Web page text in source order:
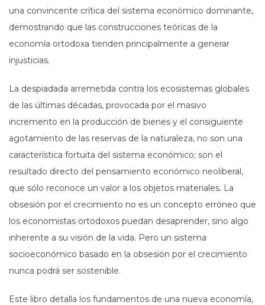
una convincente crítica del sistema económico dominante,
demostrando que las construcciones teóricas de la
economía ortodoxa tienden principalmente a generar
injusticias.
La despiadada arremetida contra los ecosistemas globales
de las últimas décadas, provocada por el masivo
incremento en la producción de bienes y el consiguiente
agotamiento de las reservas de la naturaleza, no son una
característica fortuita del sistema económico; son el
resultado directo del pensamiento económico neoliberal,
que sólo reconoce un valor a los objetos materiales. La
obsesión por el crecimiento no es un concepto erróneo que
los economistas ortodoxos puedan desaprender, sino algo
inherente a su visión de la vida. Pero un sistema
socioeconómico basado en la obsesión por el crecimiento
nunca podrá ser sostenible.
Este libro detalla los fundamentos de una nueva economía,